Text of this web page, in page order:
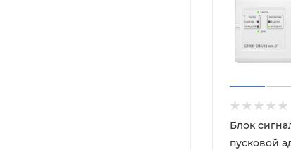
Блок
пусковой